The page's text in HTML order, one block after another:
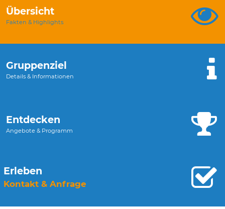
Übersicht
Fakten & Highlights
Gruppenziel
Details & Informationen
Entdecken
Angebote & Programm
Erleben
Kontakt & Anfrage